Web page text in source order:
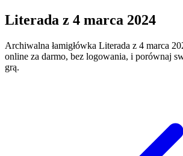
Literada z 4 marca 2024
Archiwalna łamigłówka Literada z 4 marca
online za darmo, bez logowania, i porównaj
grą.